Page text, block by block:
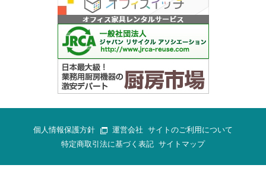
個人情報保護方針 運営会社 サイトのご利用について
特定商取引法に基づく表記 サイトマップ